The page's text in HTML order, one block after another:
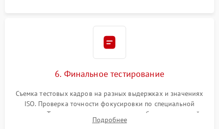
6. Финальное тестирование
Съемка тестовых кадров на разных выдержках и значениях
ISO. Проверка точности фокусировки по специальной
мишени. Тест записи на карту памяти, работы встроенной
вспышки, микрофона и всех кнопок управления.
Подробнее